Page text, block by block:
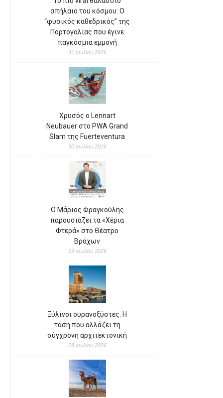
σπήλαιο του κόσμου: Ο
“φυσικός καθεδρικός” της
Πορτογαλίας που έγινε
παγκόσμια εμμονή
31 Ιουλίου 2026
Χρυσός ο Lennart
Neubauer στο PWA Grand
Slam της Fuerteventura
30 Ιουλίου 2026
Ο Μάριος Φραγκούλης
παρουσιάζει τα «Χέρια
Φτερά» στο Θέατρο
Βράχων
29 Ιουλίου 2026
Ξύλινοι ουρανοξύστες: Η
τάση που αλλάζει τη
σύγχρονη αρχιτεκτονική
28 Ιουλίου 2026